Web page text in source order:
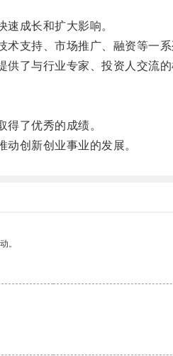
成长和扩大影响。
支持、市场推广、融资等一系
与行业专家、投资人交流的
了优秀的成绩。
创新创业事业的发展。
。